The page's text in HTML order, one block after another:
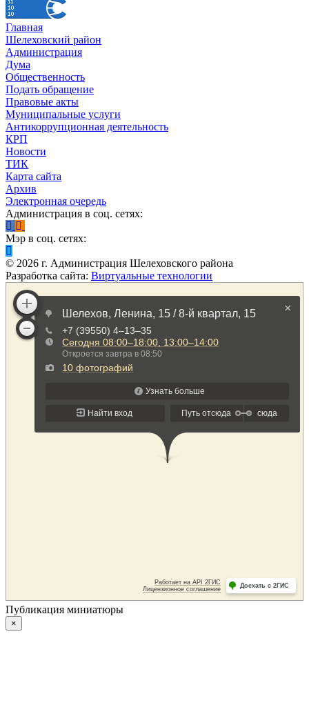
Главная
Шелеховский район
Администрация
Дума
Общественность
Подать обращение
Правовые акты
Муниципальные услуги
Антикоррупционная деятельность
КРП
Новости
ТИК
Карта сайта
Архив
Электронная очередь
Администрация в соц. сетях:
Мэр в соц. сетях:
© 2026 г. Администрация Шелеховского района
Разработка сайта: Виртуальные технологии
Публикация миниатюры
×